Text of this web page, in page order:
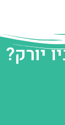
יורק?